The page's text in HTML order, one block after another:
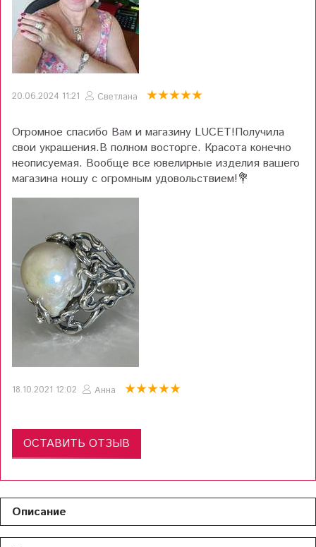
20.06.2024 11:21 Светлана
Огромное спасибо Вам и магазину LUCET!Получила
свои украшения.В полном восторге. Красота конечно
неописуемая. Вообще все ювелирные изделия вашего
магазина ношу с огромным удовольствием!💐
18.10.2021 12:02 Анна
ОСТАВИТЬ ОТЗЫВ
Описание